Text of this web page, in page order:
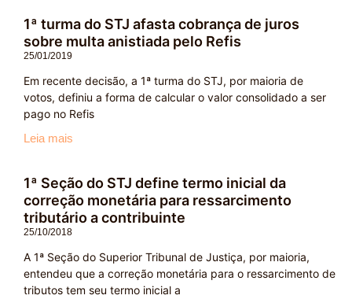
1ª turma do STJ afasta cobrança de juros
sobre multa anistiada pelo Refis
25/01/2019
Em recente decisão, a 1ª turma do STJ, por maioria de
votos, definiu a forma de calcular o valor consolidado a ser
pago no Refis
Leia mais
1ª Seção do STJ define termo inicial da
correção monetária para ressarcimento
tributário a contribuinte
25/10/2018
A 1ª Seção do Superior Tribunal de Justiça, por maioria,
entendeu que a correção monetária para o ressarcimento de
tributos tem seu termo inicial a